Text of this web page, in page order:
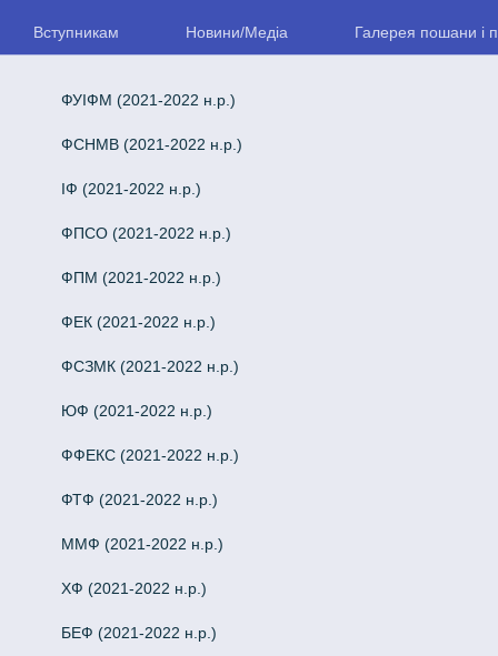
Вступникам Новини/Медіа Галерея пошани і
ФУІФМ (2021-2022 н.р.)
ФСНМВ (2021-2022 н.р.)
ІФ (2021-2022 н.р.)
ФПСО (2021-2022 н.р.)
ФПМ (2021-2022 н.р.)
ФЕК (2021-2022 н.р.)
ФСЗМК (2021-2022 н.р.)
ЮФ (2021-2022 н.р.)
ФФЕКС (2021-2022 н.р.)
ФТФ (2021-2022 н.р.)
ММФ (2021-2022 н.р.)
ХФ (2021-2022 н.р.)
БЕФ (2021-2022 н.р.)